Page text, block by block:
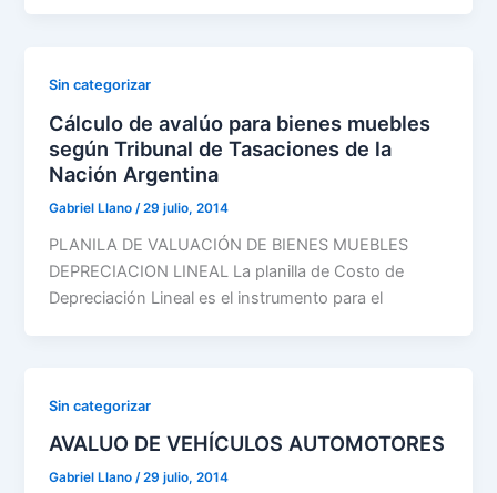
Sin categorizar
Cálculo de avalúo para bienes muebles
según Tribunal de Tasaciones de la
Nación Argentina
Gabriel Llano/29 julio, 2014
PLANILA DE VALUACIÓN DE BIENES MUEBLES
DEPRECIACION LINEAL La planilla de Costo de
Depreciación Lineal es el instrumento para el
Sin categorizar
AVALUO DE VEHÍCULOS AUTOMOTORES
Gabriel Llano/29 julio, 2014